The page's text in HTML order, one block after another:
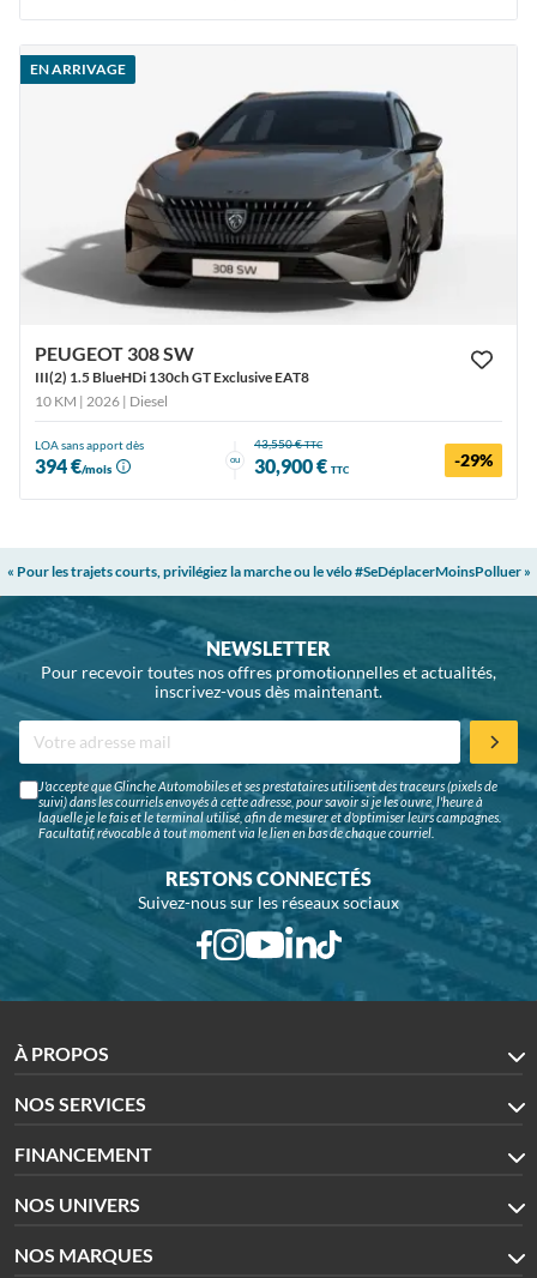
EN ARRIVAGE
PEUGEOT 308 SW
III(2) 1.5 BlueHDi 130ch GT Exclusive EAT8
10 KM | 2026 | Diesel
LOA sans apport dès
394 €/mois
ou
43,550 €TTC
30,900 € TTC -29%
« Pour les trajets courts, privilégiez la marche ou le vélo #SeDéplacerMoinsPolluer »
NEWSLETTER
Pour recevoir toutes nos offres promotionnelles et actualités,
inscrivez-vous dès maintenant.
J'accepte que Glinche Automobiles et ses prestataires utilisent des traceurs (pixels de
suivi) dans les courriels envoyés à cette adresse, pour savoir si je les ouvre, l'heure à
laquelle je le fais et le terminal utilisé, afin de mesurer et d'optimiser leurs campagnes.
Facultatif, révocable à tout moment via le lien en bas de chaque courriel.
RESTONS CONNECTÉS
Suivez-nous sur les réseaux sociaux
À PROPOS
NOS SERVICES
FINANCEMENT
NOS UNIVERS
NOS MARQUES